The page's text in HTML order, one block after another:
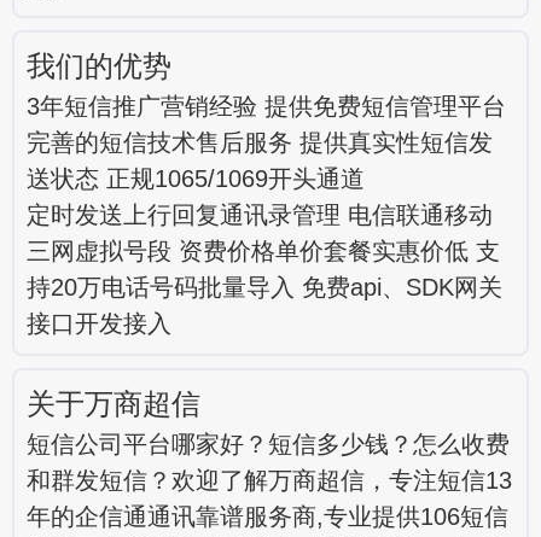
我们的优势
3年短信推广营销经验 提供免费短信管理平台
完善的短信技术售后服务 提供真实性短信发
送状态 正规1065/1069开头通道
定时发送上行回复通讯录管理 电信联通移动
三网虚拟号段 资费价格单价套餐实惠价低 支
持20万电话号码批量导入 免费api、SDK网关
接口开发接入
关于万商超信
短信公司平台哪家好？短信多少钱？怎么收费
和群发短信？欢迎了解万商超信，专注短信13
年的企信通通讯靠谱服务商,专业提供106短信